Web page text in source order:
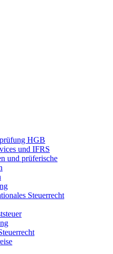
HGB
und IFRS
und prüferische
Steuerrecht